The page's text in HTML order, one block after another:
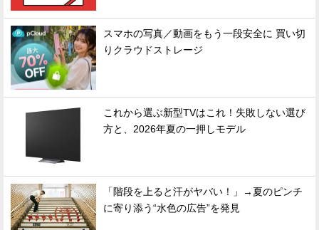
スマホの写真／動画をもう一段安全に 買い切
りクラウドストレージ
これから選ぶ新型TVはこれ！失敗しない選び
方と、2026年夏の一押しモデル
「階段を上ると汗がヤバい！」→夏のピンチ
に寄り添う“水色の広告”を発見